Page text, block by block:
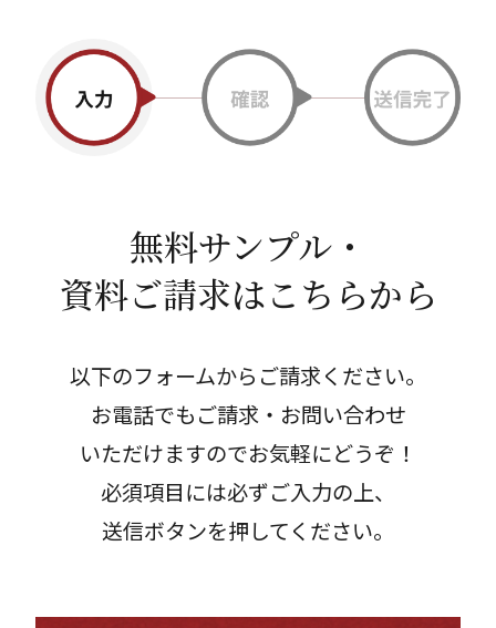
お電話で
お問合せ
メールでのお問い合わせ
無料サンプル・
資料ご請求はこちらから
以下のフォームからご請求ください。
お電話でもご請求・お問い合わせ
いただけますのでお気軽にどうぞ！
必須項目には必ずご入力の上、
送信ボタンを押してください。